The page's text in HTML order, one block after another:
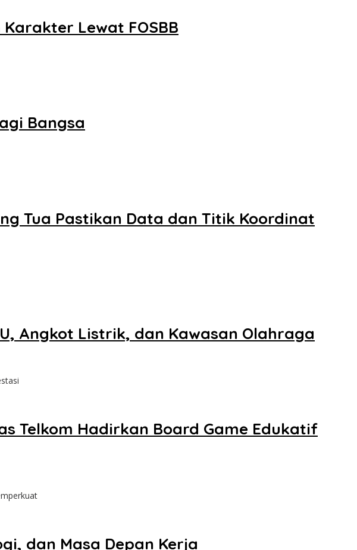
Lewat FOSBB
Bangsa
Tua Pastikan Data dan Titik Koordinat
Angkot Listrik, dan Kawasan Olahraga
Telkom Hadirkan Board Game Edukatif
dan Masa Depan Kerja